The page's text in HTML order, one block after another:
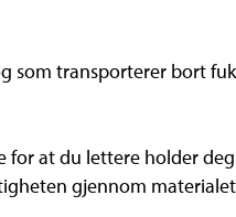
som transporterer bort
at du lettere holder
gjennom